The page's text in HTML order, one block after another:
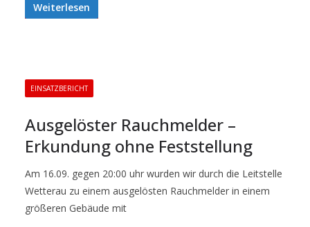
Weiterlesen
EINSATZBERICHT
Ausgelöster Rauchmelder –
Erkundung ohne Feststellung
Am 16.09. gegen 20:00 uhr wurden wir durch die Leitstelle
Wetterau zu einem ausgelösten Rauchmelder in einem
größeren Gebäude mit